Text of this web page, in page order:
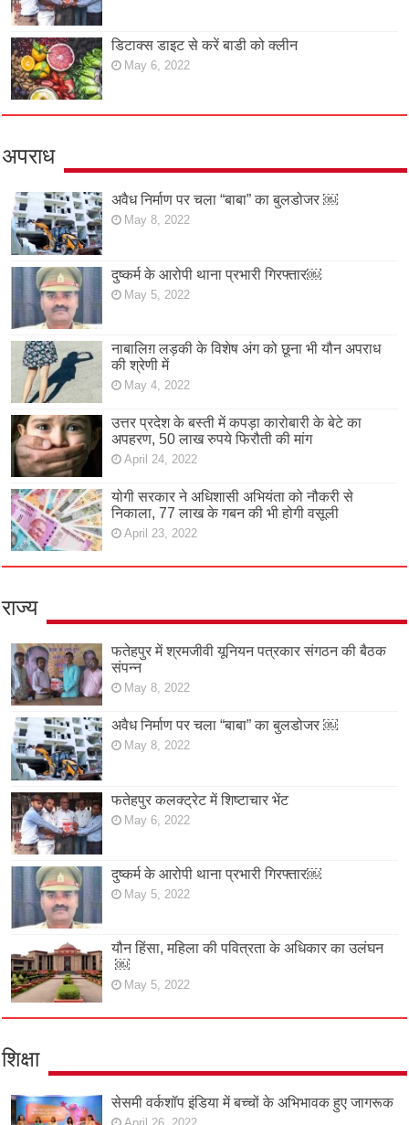
डिटाक्स डाइट से करें बाडी को क्लीन
May 6, 2022
अपराध
अवैध निर्माण पर चला “बाबा” का बुलडोजर ￼
May 8, 2022
दुष्कर्म के आरोपी थाना प्रभारी गिरफ्तार￼
May 5, 2022
नाबालिग़ लड़की के विशेष अंग को छूना भी यौन अपराध
की श्रेणी में
May 4, 2022
उत्तर प्रदेश के बस्ती में कपड़ा कारोबारी के बेटे का
अपहरण, 50 लाख रुपये फिरौती की मांग
April 24, 2022
योगी सरकार ने अधिशासी अभियंता को नौकरी से
निकाला, 77 लाख के गबन की भी होगी वसूली
April 23, 2022
राज्य
फतेहपुर में श्रमजीवी यूनियन पत्रकार संगठन की बैठक
संपन्न
May 8, 2022
अवैध निर्माण पर चला “बाबा” का बुलडोजर ￼
May 8, 2022
फतेहपुर कलक्ट्रेट में शिष्टाचार भेंट
May 6, 2022
दुष्कर्म के आरोपी थाना प्रभारी गिरफ्तार￼
May 5, 2022
यौन हिंसा, महिला की पवित्रता के अधिकार का उलंघन
￼
May 5, 2022
शिक्षा
सेसमी वर्कशॉप इंडिया में बच्चों के अभिभावक हुए जागरूक